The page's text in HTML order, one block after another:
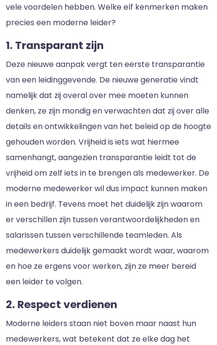
vele voordelen hebben. Welke elf kenmerken maken
precies een moderne leider?
1. Transparant zijn
Deze nieuwe aanpak vergt ten eerste transparantie
van een leidinggevende. De nieuwe generatie vindt
namelijk dat zij overal over mee moeten kunnen
denken, ze zijn mondig en verwachten dat zij over alle
details en ontwikkelingen van het beleid op de hoogte
gehouden worden. Vrijheid is iets wat hiermee
samenhangt, aangezien transparantie leidt tot de
vrijheid om zelf iets in te brengen als medewerker. De
moderne medewerker wil dus impact kunnen maken
in een bedrijf. Tevens moet het duidelijk zijn waarom
er verschillen zijn tussen verantwoordelijkheden en
salarissen tussen verschillende teamleden. Als
medewerkers duidelijk gemaakt wordt waar, waarom
en hoe ze ergens voor werken, zijn ze meer bereid
een leider te volgen.
2. Respect verdienen
Moderne leiders staan niet boven maar naast hun
medewerkers, wat betekent dat ze elke dag het